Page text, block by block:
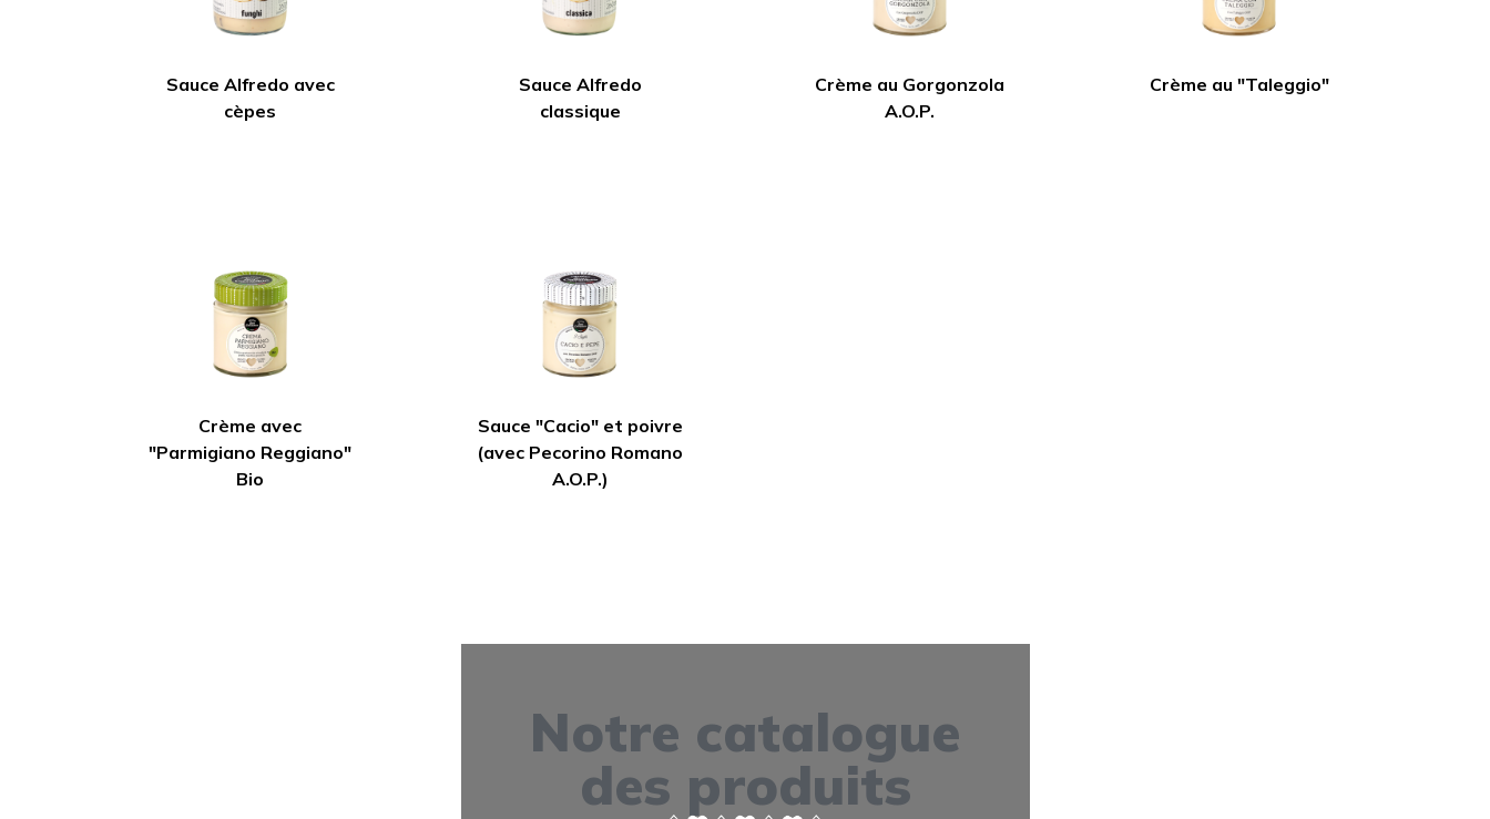
Sauce Alfredo avec
cèpes
Sauce Alfredo
classique
Crème au Gorgonzola
A.O.P.
Crème au "Taleggio"
Crème avec
"Parmigiano Reggiano"
Bio
Sauce "Cacio" et poivre
(avec Pecorino Romano
A.O.P.)
Notre catalogue
des produits